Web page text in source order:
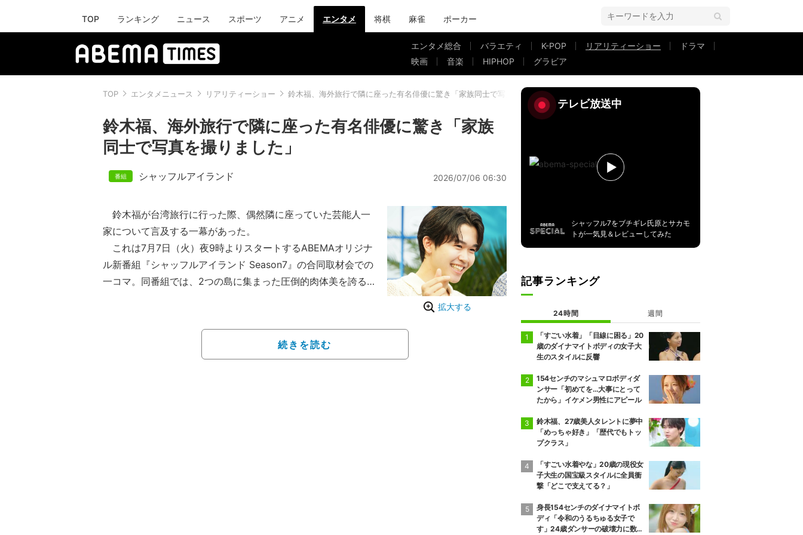
TOP ランキング ニュース スポーツ アニメ エンタメ 将棋 麻雀 ポーカー
エンタメ総合 バラエティ K-POP リアリティーショー
ドラマ
映画
音楽 HIPHOP グラビア
TOP エンタメニュース リアリティーショー 鈴木福、海外旅行で隣に座った有名俳優に驚き「家族同士で写真を撮りました」
鈴木福、海外旅行で隣に座った有名俳優に驚き「家族
同士で写真を撮りました」
シャッフルアイランド 2026/07/06 06:30
拡大する
鈴木福が台湾旅行に行った際、偶然隣に座っていた芸能人一
家について言及する一幕があった。
これは7月7日（火）夜9時よりスタートするABEMAオリジナ
ル新番組『シャッフルアイランド Season7』の合同取材会での
一コマ。同番組では、2つの島に集まった圧倒的肉体美を誇る
ならない」というルールのもと、本能のままに恋愛をしてい
続きを読む
テレビ放送中
シャッフル7をブチギレ氏原とサカモ
トが一気見＆レビューしてみた
記事ランキング
24時間 週間
「すごい水着」「目線に困る」20
歳のダイナマイトボディの女子大
生のスタイルに反響
154センチのマシュマロボディダ
ンサー「初めてを…大事にとって
たから」イケメン男性にアピール
鈴木福、27歳美人タレントに夢中
「めっちゃ好き」「歴代でもトッ
プクラス」
「すごい水着やな」20歳の現役女
子大生の国宝級スタイルに全員衝
撃「どこで支えてる？」
身長154センチのダイナマイトボ
ディ「令和のうるちゅる女子で
す」24歳ダンサーの破壊力に数原